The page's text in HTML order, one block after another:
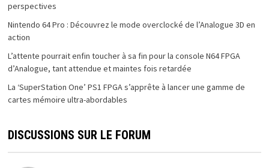
perspectives
Nintendo 64 Pro : Découvrez le mode overclocké de l’Analogue 3D en
action
L’attente pourrait enfin toucher à sa fin pour la console N64 FPGA
d’Analogue, tant attendue et maintes fois retardée
La ‘SuperStation One’ PS1 FPGA s’apprête à lancer une gamme de
cartes mémoire ultra-abordables
DISCUSSIONS SUR LE FORUM